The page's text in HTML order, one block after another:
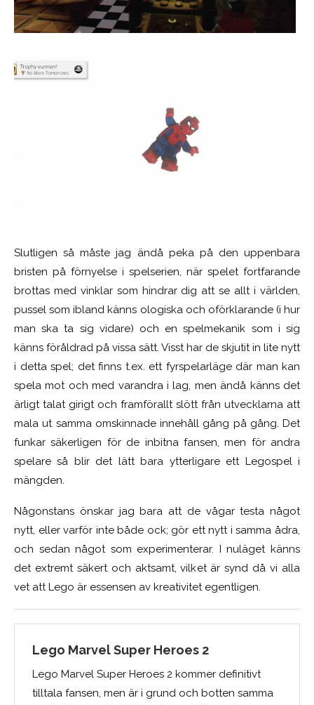
Slutligen så måste jag ändå peka på den uppenbara
bristen på förnyelse i spelserien, när spelet fortfarande
brottas med vinklar som hindrar dig att se allt i världen,
pussel som ibland känns ologiska och oförklarande (i hur
man ska ta sig vidare) och en spelmekanik som i sig
känns föråldrad på vissa sätt. Visst har de skjutit in lite nytt
i detta spel; det finns t.ex. ett fyrspelarläge där man kan
spela mot och med varandra i lag, men ändå känns det
ärligt talat girigt och framförallt slött från utvecklarna att
mala ut samma omskinnade innehåll gång på gång. Det
funkar säkerligen för de inbitna fansen, men för andra
spelare så blir det lätt bara ytterligare ett Legospel i
mängden.
Någonstans önskar jag bara att de vågar testa något
nytt, eller varför inte både ock; gör ett nytt i samma ådra,
och sedan något som experimenterar. I nuläget känns
det extremt säkert och aktsamt, vilket är synd då vi alla
vet att Lego är essensen av kreativitet egentligen.
Lego Marvel Super Heroes 2
Lego Marvel Super Heroes 2 kommer definitivt
tilltala fansen, men är i grund och botten samma